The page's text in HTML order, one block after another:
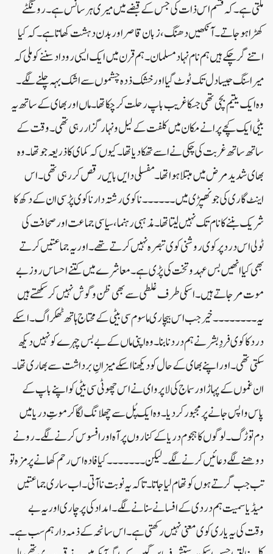
ملتی ہے۔ کہ قسم اس ذات کی جس کے قبضے میں میری ہر سانس ہے۔ رونگٹے
کھڑا ہوجاتے۔ آنکھیں دھنگ ، زبان قاصر اور بدن دہشت کھاتا ہے۔ کہ کیا
اتنے گر چکے ہیں ہم نام نہاد مسلمان ۔ ہم قرن میں ایک ایسی روداد سننے کو ملی کہ
میرا سنگ جیسا دل تک ٹوٹ گیا اور خشک ذدہ چشموں سے اشک بہہ چلنے لگے۔
وہ ایک یتیم بچی تھی جسکا غریب باپ رحلت کرچکا تھا۔ ماں اور بھای کے ساتھ یہ
بیٹی ایک کچے پرانے مکان میں کلفت کے لیل و نہار گزار رہی تھی۔ وقت کے
ساتھ ساتھ غربت کی چکی نے اسے تھکا دیا تھا۔ کیوں کہ کمای کا ذریعہ جو تھا۔ وہ
بھای شدید مرض میں مبتلا ہوا تھا۔ مفسلی دایں بایں رقص کررہی تھی۔ اس
اینٹ گاری کی جونھپڑی میں ۔۔۔۔۔۔ نا کوی رشتہ دار نا کوی پڑسی ان کے دکھ کا
شریک بننے کا نام تک نہیں لیتا تھا۔ مذہبی رہنما، سیاسی جماعت اور صحافت کی
ٹولی اس درد پر کوی روشنی کوی تبصرہ نہیں کرتے تھے ۔ اور یہ جماعتیں کرتے
بھی کیا انھیں بس عہد و تخت کی پڑی ہے۔ معاشرے میں کتنے احساس روز بے
موت مرجاتے ہیں۔ اسکی طرف غلطی سے بھی ظن و گوش نہیں کرسکھتے ہیں
یہ۔ ۔۔۔۔۔۔۔ خیر جب اس بیچاری ماسوم سی بیٹی کے محتاج ہاتھ ٹھکرا گ۔ اسکے
درد کا کوی فردِ بشر نے ہم درد نا بنا۔ وہ اپنی ماں کے بے بس چہرے کو نہیں دیکھ
سکتی تھی۔ اور اپنے بھای کے حال کو دیکھنا اسکے میزانِ برداشت سے بھاری تھا۔
ان غموں کے پہاڑ اور سماج کی لاپروای نے اس چھوٹی سی بیٹی کو اپنے باپ کے
پاس واپس جانے پر مجبور کردیا۔ وہ ایک پُل سے چھلانگ لگا کر موتِ دریا میں
دم توڑ گ۔ لوگوں کا ہجوم دریا کے کناروں پر آہ اور افسوس کرنے لگے۔ رونے
دوھنے لگے دعائيں کرنے لگے ۔ لیکن ۔۔۔۔۔۔۔ کیا فادہ اس رحم کھانے پر مزہ تو
تب جب گرتے ہوں کو تھام لیا جاتا۔ تاکہ یہ نوبت نا آتی۔ اب ساری جماعتیں
میڈیا سمیت ہم دردی کے افسانے سنانے لگے۔ امداد کی پرچاری اور یہ بے
وقت کی یہ یاری کوی معنی نہیں رکھتی ہے۔ اس سانحہ کے ذمہ دار ہم سب ہے۔